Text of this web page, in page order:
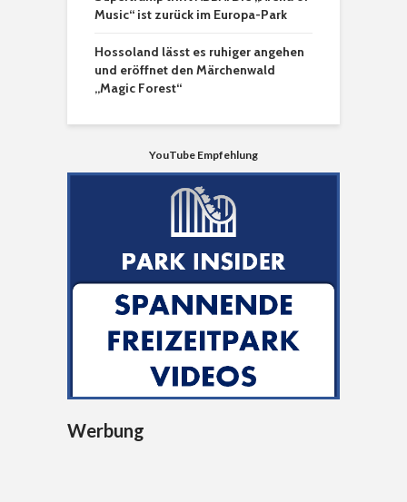
Music“ ist zurück im Europa-Park
Hossoland lässt es ruhiger angehen
und eröffnet den Märchenwald
„Magic Forest“
YouTube Empfehlung
Werbung